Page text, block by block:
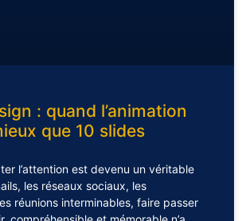
: quand l’animation
que 10 slides
l’attention est devenu un véritable
les réseaux sociaux, les
réunions interminables, faire passer